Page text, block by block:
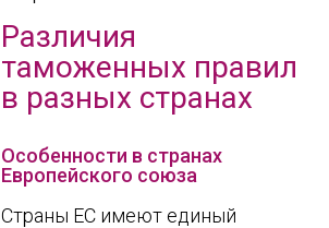
Различия
таможенных правил
в разных странах
Особенности в странах
Европейского союза
Страны ЕС имеют единый